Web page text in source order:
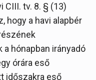
CIII. tv. 8. § (13)
hogy a havi alapbér
a hónapban irányadó
órára eső
időszakra eső